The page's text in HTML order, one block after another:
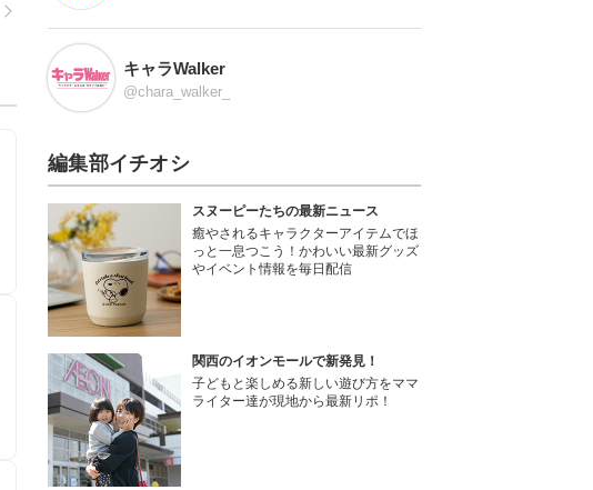
キャラWalker
@chara_walker_
編集部イチオシ
スヌーピーたちの最新ニュース
癒やされるキャラクターアイテムでほ
っと一息つこう！かわいい最新グッズ
やイベント情報を毎日配信
関西のイオンモールで新発見！
子どもと楽しめる新しい遊び方をママ
ライター達が現地から最新リポ！